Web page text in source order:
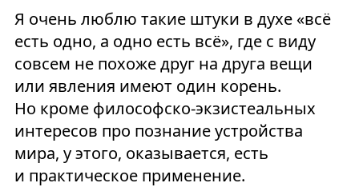
Я очень люблю такие штуки в духе «всё
есть одно, а одно есть всё», где с виду
совсем не похоже друг на друга вещи
или явления имеют один корень.
Но кроме философско-экзистеальных
интересов про познание устройства
мира, у этого, оказывается, есть
и практическое применение.